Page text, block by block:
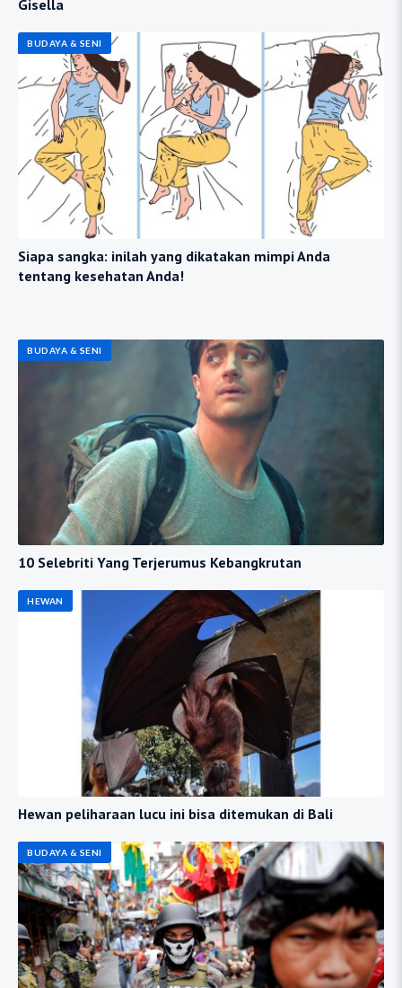
Gisella
BUDAYA & SENI
Siapa sangka: inilah yang dikatakan mimpi Anda
tentang kesehatan Anda!
BUDAYA & SENI
10 Selebriti Yang Terjerumus Kebangkrutan
HEWAN
Hewan peliharaan lucu ini bisa ditemukan di Bali
BUDAYA & SENI